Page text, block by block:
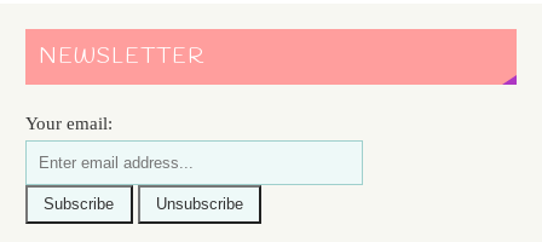
NEWSLETTER
Your email: